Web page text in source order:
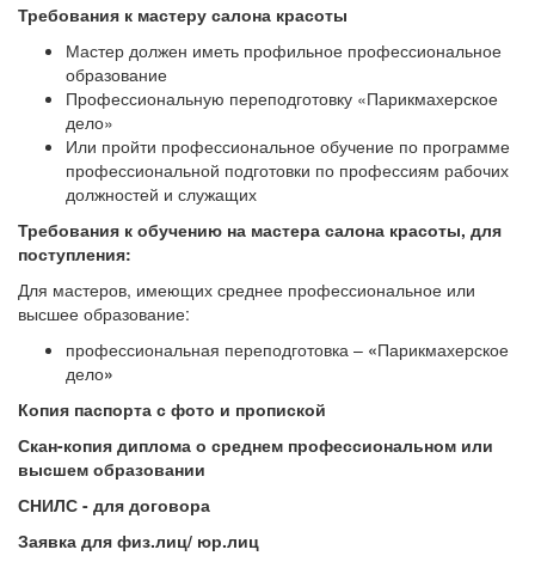
Требования к мастеру салона красоты
Мастер должен иметь профильное профессиональное
образование
Профессиональную переподготовку «Парикмахерское
дело»
Или пройти профессиональное обучение по программе
профессиональной подготовки по профессиям рабочих
должностей и служащих
Требования к обучению на мастера салона красоты, для
поступления:
Для мастеров, имеющих среднее профессиональное или
высшее образование:
профессиональная переподготовка – «Парикмахерское
дело»
Копия паспорта с фото и пропиской
Скан-копия диплома о среднем профессиональном или
высшем образовании
СНИЛС - для договора
Заявка для физ.лиц/ юр.лиц